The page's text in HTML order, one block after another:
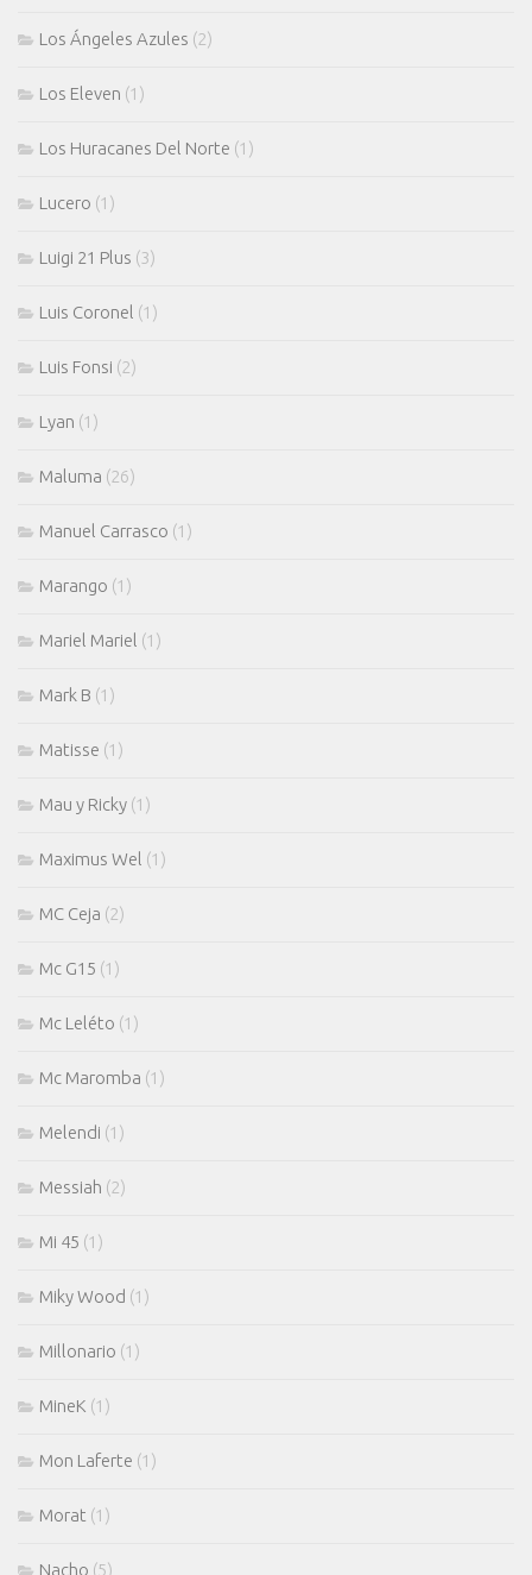
Los Ángeles Azules (2)
Los Eleven (1)
Los Huracanes Del Norte (1)
Lucero (1)
Luigi 21 Plus (3)
Luis Coronel (1)
Luis Fonsi (2)
Lyan (1)
Maluma (26)
Manuel Carrasco (1)
Marango (1)
Mariel Mariel (1)
Mark B (1)
Matisse (1)
Mau y Ricky (1)
Maximus Wel (1)
MC Ceja (2)
Mc G15 (1)
Mc Leléto (1)
Mc Maromba (1)
Melendi (1)
Messiah (2)
Mi 45 (1)
Miky Wood (1)
Millonario (1)
MineK (1)
Mon Laferte (1)
Morat (1)
Nacho (5)